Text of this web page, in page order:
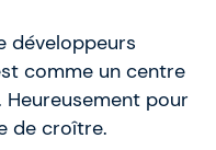
développeurs
comme un centre
pour
de croître.